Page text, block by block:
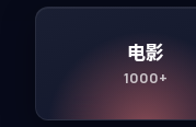
电影
1000+